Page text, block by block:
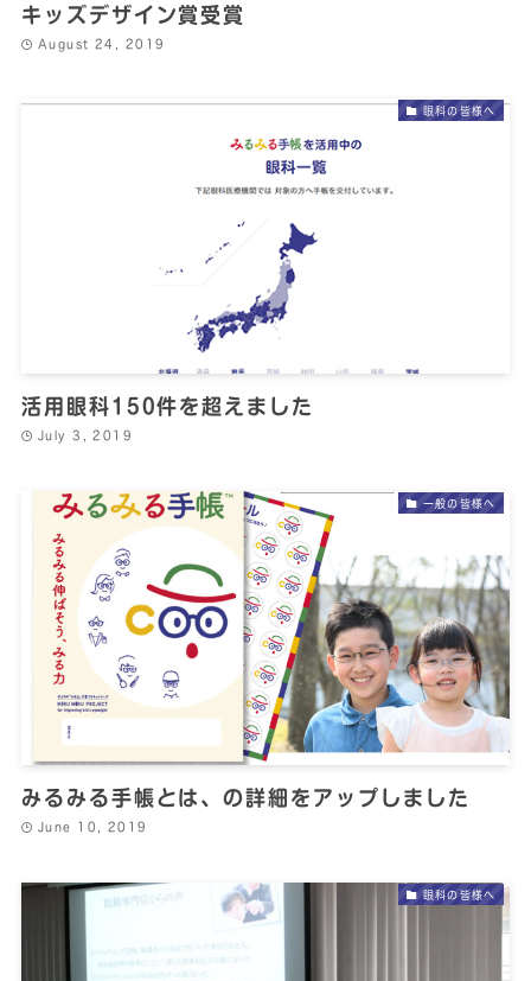
キッズデザイン賞受賞
August 24, 2019
眼科の皆様へ
活用眼科150件を超えました
July 3, 2019
一般の皆様へ
みるみる手帳とは、の詳細をアップしました
June 10, 2019
眼科の皆様へ